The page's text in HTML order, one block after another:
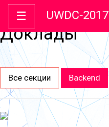
☰ UWDC-2017
Доклады
Все секции Backend